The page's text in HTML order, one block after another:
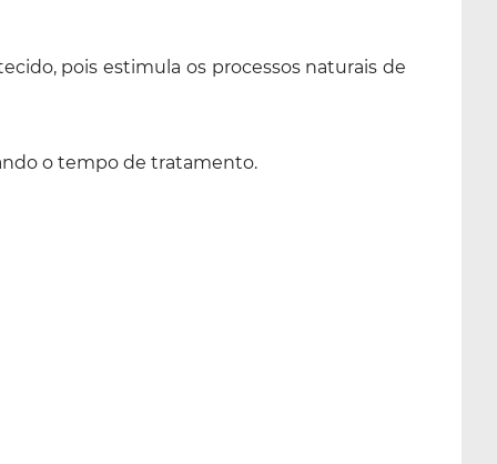
pois estimula os processos naturais de
o tempo de tratamento.